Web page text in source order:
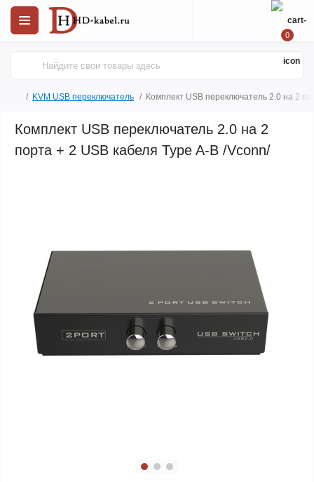
0
KVM USB переключатель Комплект USB переключатель 2.0 на 2
Комплект USB переключатель 2.0 на 2
порта + 2 USB кабеля Type A-B /Vconn/